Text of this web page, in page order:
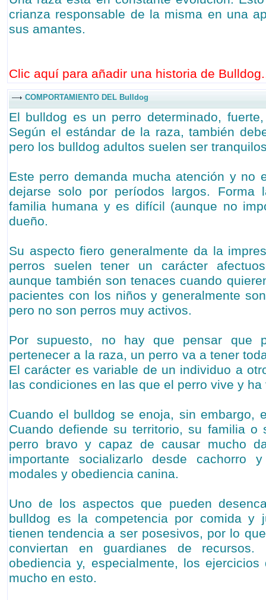
crianza responsable de la misma en una
sus amantes.
Clic aquí para añadir una historia de
COMPORTAMIENTO DEL Bulldog
El bulldog es un perro determinado,
Según el estándar de la raza, también
pero los bulldog adultos suelen ser
Este perro demanda mucha atención y no
dejarse solo por períodos largos. Forma
familia humana y es difícil (aunque no
dueño.
Su aspecto fiero generalmente da la
perros suelen tener un carácter
aunque también son tenaces cuando
pacientes con los niños y generalmente
pero no son perros muy activos.
Por supuesto, no hay que pensar que
pertenecer a la raza, un perro va a tener
El carácter es variable de un individuo a
las condiciones en las que el perro vive y ha
Cuando el bulldog se enoja, sin embargo,
Cuando defiende su territorio, su familia o
perro bravo y capaz de causar mucho
importante socializarlo desde cachorro
modales y obediencia canina.
Uno de los aspectos que pueden
bulldog es la competencia por comida y
tienen tendencia a ser posesivos, por lo
conviertan en guardianes de recursos.
obediencia y, especialmente, los
mucho en esto.